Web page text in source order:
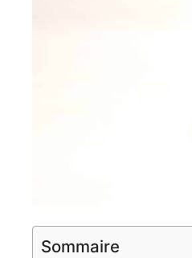
Sommaire